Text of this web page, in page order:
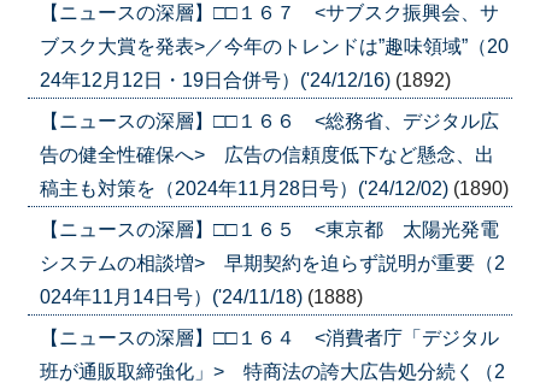
【ニュースの深層】□□１６７ <サブスク振興会、サ
ブスク大賞を発表>／今年のトレンドは”趣味領域”（20
24年12月12日・19日合併号）('24/12/16) (1892)
【ニュースの深層】□□１６６ <総務省、デジタル広
告の健全性確保へ> 広告の信頼度低下など懸念、出
稿主も対策を（2024年11月28日号）('24/12/02) (1890)
【ニュースの深層】□□１６５ <東京都 太陽光発電
システムの相談増> 早期契約を迫らず説明が重要（2
024年11月14日号）('24/11/18) (1888)
【ニュースの深層】□□１６４ <消費者庁「デジタル
班が通販取締強化」> 特商法の誇大広告処分続く（2